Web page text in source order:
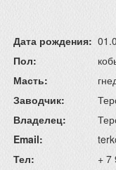
Дата рождения:
Пол:
Масть:
Заводчик:
Владелец:
Email:
Тел:
+ 7